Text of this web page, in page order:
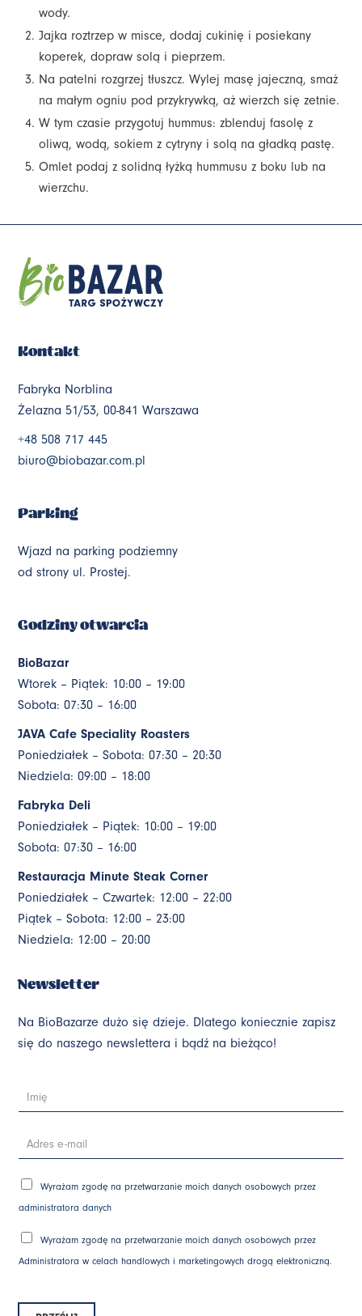
wody.
Jajka roztrzep w misce, dodaj cukinię i posiekany
koperek, dopraw solą i pieprzem.
Na patelni rozgrzej tłuszcz. Wylej masę jajeczną, smaż
na małym ogniu pod przykrywką, aż wierzch się zetnie.
W tym czasie przygotuj hummus: zblenduj fasolę z
oliwą, wodą, sokiem z cytryny i solą na gładką pastę.
Omlet podaj z solidną łyżką hummusu z boku lub na
wierzchu.
Kontakt
Fabryka Norblina
Żelazna 51/53, 00-841 Warszawa
+48 508 717 445
biuro@biobazar.com.pl
Parking
Wjazd na parking podziemny
od strony ul. Prostej.
Godziny otwarcia
BioBazar
Wtorek – Piątek: 10:00 – 19:00
Sobota: 07:30 – 16:00
JAVA Cafe Speciality Roasters
Poniedziałek – Sobota: 07:30 – 20:30
Niedziela: 09:00 – 18:00
Fabryka Deli
Poniedziałek – Piątek: 10:00 – 19:00
Sobota: 07:30 – 16:00
Restauracja Minute Steak Corner
Poniedziałek – Czwartek: 12:00 – 22:00
Piątek – Sobota: 12:00 – 23:00
Niedziela: 12:00 – 20:00
Newsletter
Na BioBazarze dużo się dzieje. Dlatego koniecznie zapisz
się do naszego newslettera i bądź na bieżąco!
ę
e
e
a
*
Z
g
d
Wyrażam zgodę na przetwarzanie moich danych osobowych przez
administratora danych
Wyrażam zgodę na przetwarzanie moich danych osobowych przez
Administratora w celach handlowych i marketingowych drogą elektroniczną.